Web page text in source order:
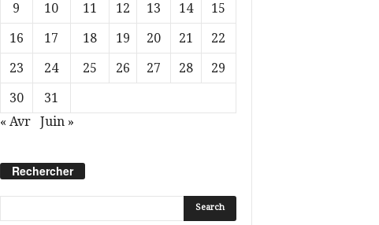
9
10 11 12 13 14
15
16
17 18 19 20 21
22
23
24 25 26 27 28
29
30
31
« Avr
Juin »
Rechercher